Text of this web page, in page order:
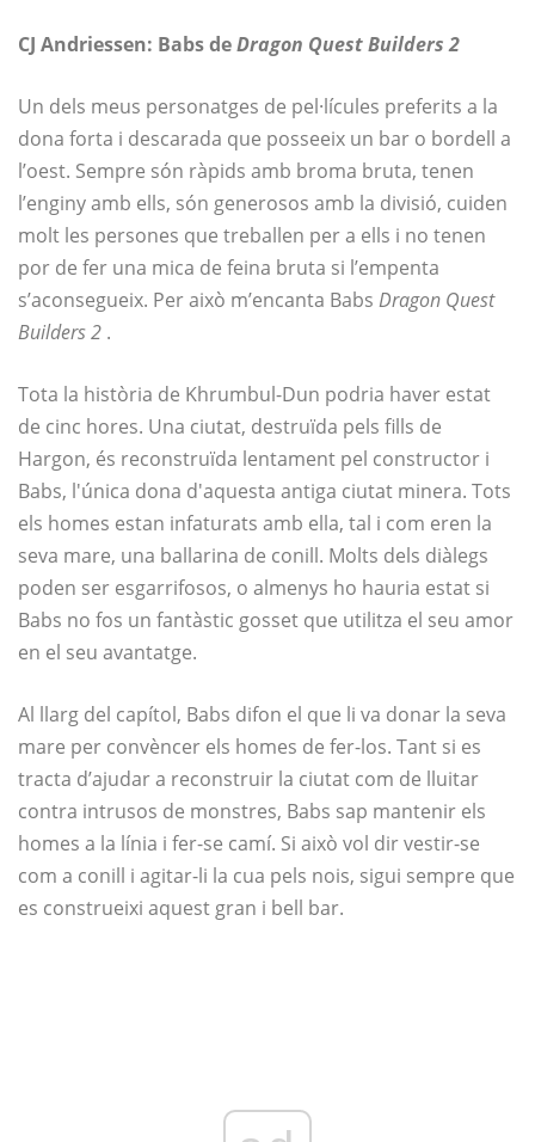
CJ Andriessen: Babs deDragon Quest Builders 2
Un dels meus personatges de pel·lícules preferits a la
dona forta i descarada que posseeix un bar o bordell a
l’oest. Sempre són ràpids amb broma bruta, tenen
l’enginy amb ells, són generosos amb la divisió, cuiden
molt les persones que treballen per a ells i no tenen
por de fer una mica de feina bruta si l’empenta
s’aconsegueix. Per això m’encanta Babs Dragon Quest
Builders 2 .
Tota la història de Khrumbul-Dun podria haver estat
de cinc hores. Una ciutat, destruïda pels fills de
Hargon, és reconstruïda lentament pel constructor i
Babs, l'única dona d'aquesta antiga ciutat minera. Tots
els homes estan infaturats amb ella, tal i com eren la
seva mare, una ballarina de conill. Molts dels diàlegs
poden ser esgarrifosos, o almenys ho hauria estat si
Babs no fos un fantàstic gosset que utilitza el seu amor
en el seu avantatge.
Al llarg del capítol, Babs difon el que li va donar la seva
mare per convèncer els homes de fer-los. Tant si es
tracta d’ajudar a reconstruir la ciutat com de lluitar
contra intrusos de monstres, Babs sap mantenir els
homes a la línia i fer-se camí. Si això vol dir vestir-se
com a conill i agitar-li la cua pels nois, sigui sempre que
es construeixi aquest gran i bell bar.